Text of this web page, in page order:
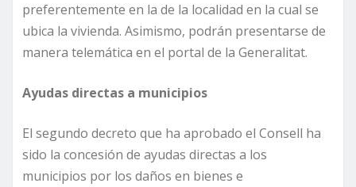
preferentemente en la de la localidad en la cual se
ubica la vivienda. Asimismo, podrán presentarse de
manera telemática en el portal de la Generalitat.
Ayudas directas a municipios
El segundo decreto que ha aprobado el Consell ha
sido la concesión de ayudas directas a los
municipios por los daños en bienes e